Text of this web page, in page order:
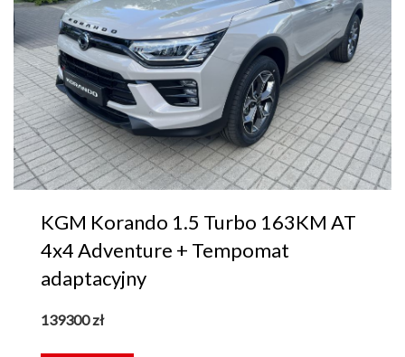
KGM Korando 1.5 Turbo 163KM AT
4x4 Adventure + Tempomat
adaptacyjny
139300zł